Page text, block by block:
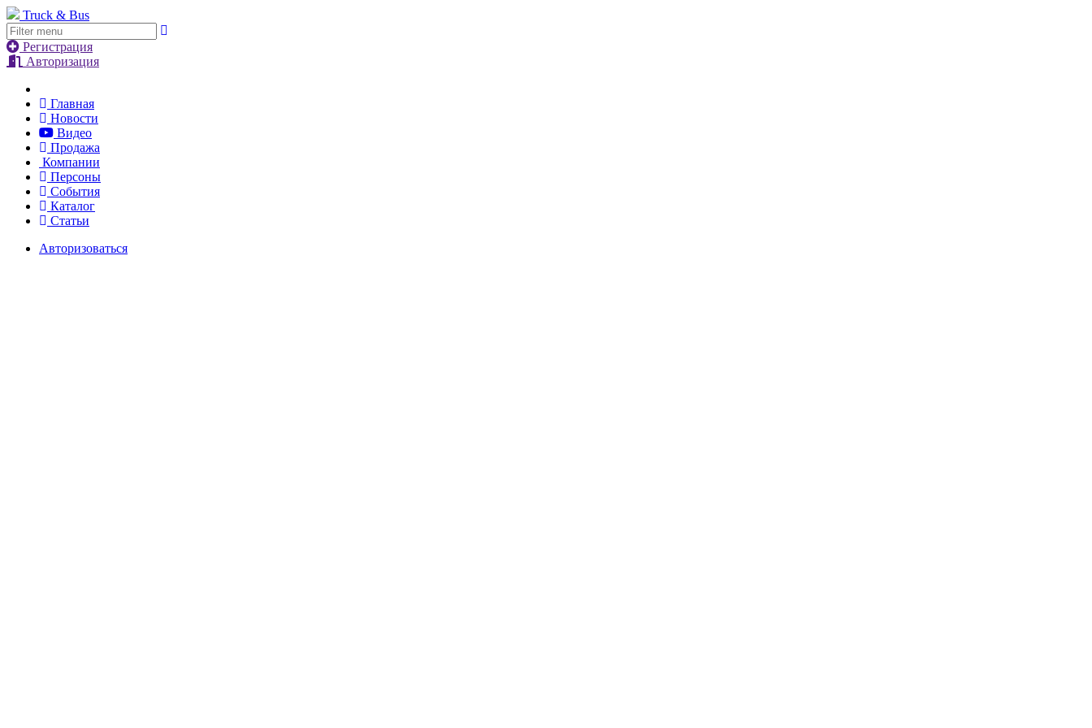
Truck & Bus
Регистрация
Авторизация
Главная
Новости
Видео
Продажа
Компании
Персоны
События
Каталог
Статьи
Авторизоваться